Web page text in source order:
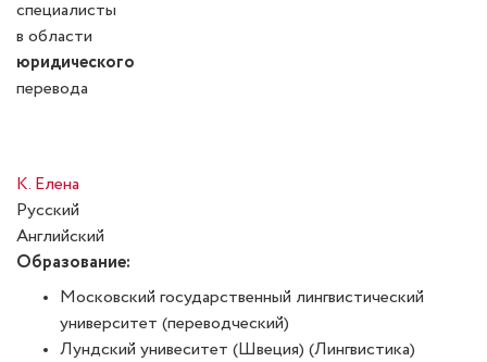
специалисты
в области
юридического
перевода
К. Елена
Русский
Английский
Образование:
Московский государственный лингвистический
университет (переводческий)
Лундский унивеситет (Швеция) (Лингвистика)